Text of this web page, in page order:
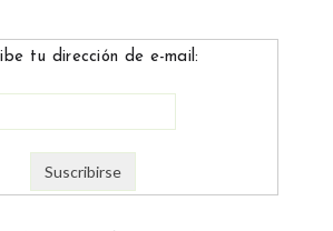
tu dirección de e-mail: